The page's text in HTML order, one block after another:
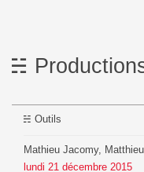
Outils
Mathieu Jacomy,
lundi 21 décembre 2015